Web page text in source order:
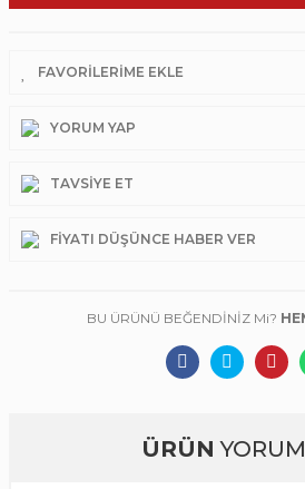
YORUM YAP
TAVSIYE ET
FIYATI DÜŞÜNCE HABER VER
BU ÜRÜNÜ BEĞENDİNİZ Mi?
ÜRÜN